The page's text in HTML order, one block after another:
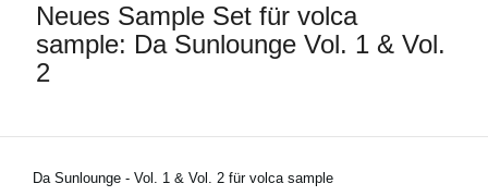
Extras
Support
Neues Sample Set für volca
sample: Da Sunlounge Vol. 1 & Vol.
2
Da Sunlounge - Vol. 1 & Vol. 2 für volca sample